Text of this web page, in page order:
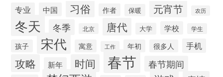
专业 中国 习俗 作者 保暖 元宵节 农历
冬天 冬季 北京 唐代 大学 学校 学生
孩子 宋代 寓意 工作 年初 很多人 手机
攻略 新年 时间 春节 春节期间